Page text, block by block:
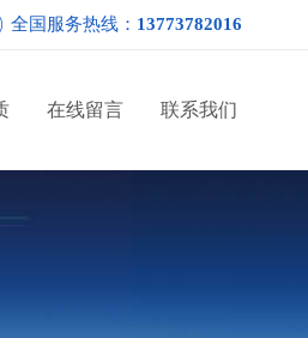
全国服务热线： 13773782016
在线留言 联系我们